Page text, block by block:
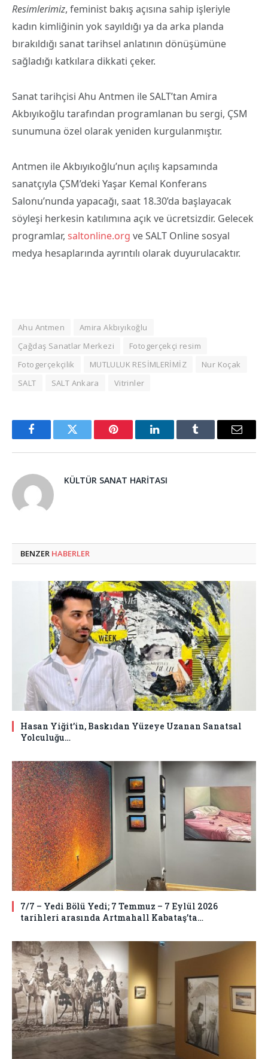
Resimlerimiz, feminist bakış açısına sahip işleriyle
kadın kimliğinin yok sayıldığı ya da arka planda
bırakıldığı sanat tarihsel anlatının dönüşümüne
sağladığı katkılara dikkati çeker.
Sanat tarihçisi Ahu Antmen ile SALT’tan Amira
Akbıyıkoğlu tarafından programlanan bu sergi, ÇSM
sunumuna özel olarak yeniden kurgulanmıştır.
Antmen ile Akbıyıkoğlu’nun açılış kapsamında
sanatçıyla ÇSM’deki Yaşar Kemal Konferans
Salonu’nunda yapacağı, saat 18.30’da başlayacak
söyleşi herkesin katılımına açık ve ücretsizdir. Gelecek
programlar, saltonline.org ve SALT Online sosyal
medya hesaplarında ayrıntılı olarak duyurulacaktır.
Ahu Antmen
Amira Akbıyıkoğlu
Çağdaş Sanatlar Merkezi
Fotogerçekçi resim
Fotogerçekçilik
MUTLULUK RESİMLERİMİZ
Nur Koçak
SALT
SALT Ankara Vitrinler
FacebookTwitter Pinterest LinkedInTumblr Email
KÜLTÜR SANAT HARITASI
BENZER HABERLER
Hasan Yiğit’in, Baskıdan Yüzeye Uzanan Sanatsal
Yolculuğu…
7/7 – Yedi Bölü Yedi; 7 Temmuz – 7 Eylül 2026
tarihleri arasında Artmahall Kabataş’ta…